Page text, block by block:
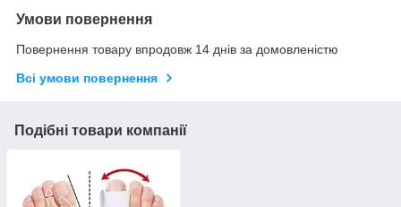
Умови повернення
Повернення товару впродовж 14 днів за домовленістю
Всі умови повернення
Подібні товари компанії